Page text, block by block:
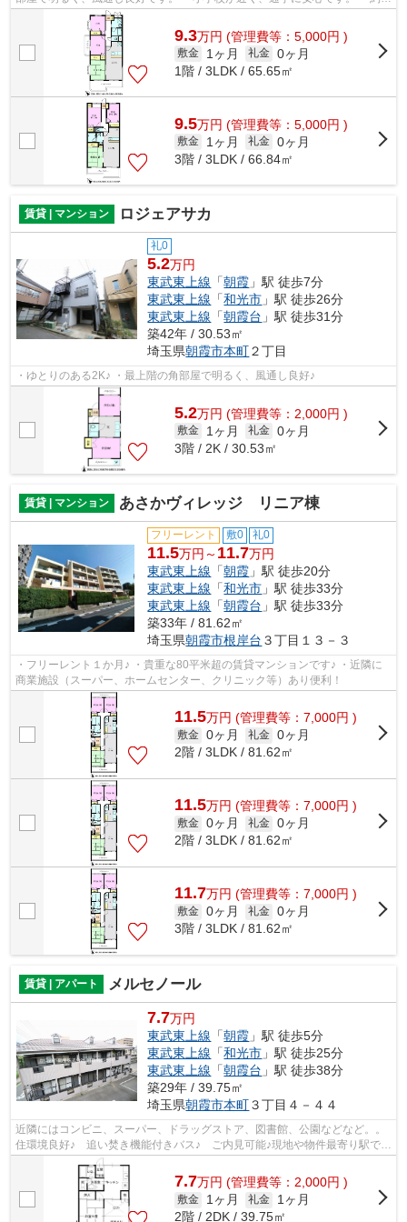
500mの所に商業施設（スーパー、ホー...
9.3万円 (管理費等：5,000円 )
敷金 1ヶ月 礼金 0ヶ月
1階 / 3LDK / 65.65㎡
9.5万円 (管理費等：5,000円 )
敷金 1ヶ月 礼金 0ヶ月
3階 / 3LDK / 66.84㎡
賃貸 | マンション ロジェアサカ
礼0
5.2万円
東武東上線 「朝霞 」駅 徒歩7分
東武東上線 「和光市 」駅 徒歩26分
東武東上線 「朝霞台 」駅 徒歩31分
築42年 / 30.53㎡
埼玉県朝霞市本町２丁目
・ゆとりのある2K♪ ・最上階の角部屋で明るく、風通し良好♪
5.2万円 (管理費等：2,000円 )
敷金 1ヶ月 礼金 0ヶ月
3階 / 2K / 30.53㎡
賃貸 | マンション あさかヴィレッジ リニア棟
フリーレント 敷0 礼0
11.5万円～ 11.7万円
東武東上線 「朝霞 」駅 徒歩20分
東武東上線 「和光市 」駅 徒歩33分
東武東上線 「朝霞台 」駅 徒歩33分
築33年 / 81.62㎡
埼玉県朝霞市根岸台 ３丁目１３－３
・フリーレント１か月♪ ・貴重な80平米超の賃貸マンションです♪ ・近隣に
商業施設（スーパー、ホームセンター、クリニック等）あり便利！
11.5万円 (管理費等：7,000円 )
敷金 0ヶ月 礼金 0ヶ月
2階 / 3LDK / 81.62㎡
11.5万円 (管理費等：7,000円 )
敷金 0ヶ月 礼金 0ヶ月
2階 / 3LDK / 81.62㎡
11.7万円 (管理費等：7,000円 )
敷金 0ヶ月 礼金 0ヶ月
3階 / 3LDK / 81.62㎡
賃貸 | アパート メルセノール
7.7万円
東武東上線 「朝霞 」駅 徒歩5分
東武東上線 「和光市 」駅 徒歩25分
東武東上線 「朝霞台 」駅 徒歩38分
築29年 / 39.75㎡
埼玉県朝霞市本町３丁目４－４４
近隣にはコンビニ、スーパー、ドラッグストア、図書館、公園などなど。。
住環境良好♪ 追い焚き機能付きバス♪ ご内見可能♪現地や物件最寄り駅での
お待ち合わせも承ります♪どうぞお気...
7.7万円 (管理費等：2,000円 )
敷金 1ヶ月 礼金
1ヶ月
2階 / 2DK / 39.75㎡